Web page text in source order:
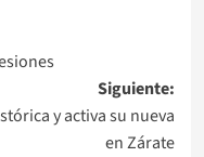
Siguiente:
y activa su nueva
en Zárate